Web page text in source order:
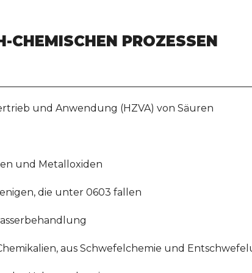
CHEMISCHEN PROZESSEN
und Anwendung (HZVA) von Säuren
und Metalloxiden
die unter 0603 fallen
aus Schwefelchemie und